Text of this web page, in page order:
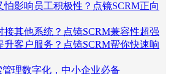
怕影响员工积极性？点镜SCRM正向
接其他系统？点镜SCRM兼容性超强
升客户服务？点镜SCRM帮你快速响
管理数字化，中小企业必备